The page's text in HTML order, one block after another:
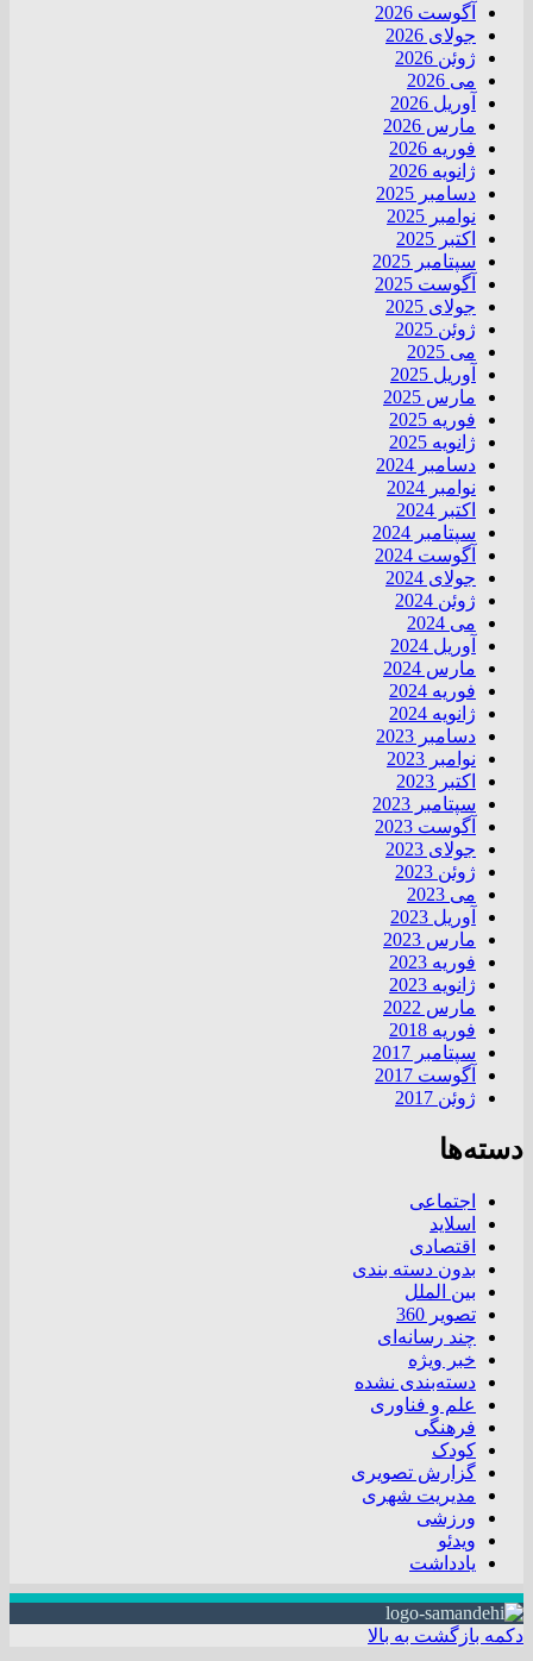
آگوست 2026
جولای 2026
ژوئن 2026
می 2026
آوریل 2026
مارس 2026
فوریه 2026
ژانویه 2026
دسامبر 2025
نوامبر 2025
اکتبر 2025
سپتامبر 2025
آگوست 2025
جولای 2025
ژوئن 2025
می 2025
آوریل 2025
مارس 2025
فوریه 2025
ژانویه 2025
دسامبر 2024
نوامبر 2024
اکتبر 2024
سپتامبر 2024
آگوست 2024
جولای 2024
ژوئن 2024
می 2024
آوریل 2024
مارس 2024
فوریه 2024
ژانویه 2024
دسامبر 2023
نوامبر 2023
اکتبر 2023
سپتامبر 2023
آگوست 2023
جولای 2023
ژوئن 2023
می 2023
آوریل 2023
مارس 2023
فوریه 2023
ژانویه 2023
مارس 2022
فوریه 2018
سپتامبر 2017
آگوست 2017
ژوئن 2017
دسته‌ها
اجتماعی
اسلاید
اقتصادی
بدون دسته بندی
بین الملل
تصویر 360
چند رسانه‌ای
خبر ویژه
دسته‌بندی نشده
علم و فناوری
فرهنگی
کودک
گزارش تصویری
مدیریت شهری
ورزشی
ویدئو
یادداشت
دکمه بازگشت به بالا